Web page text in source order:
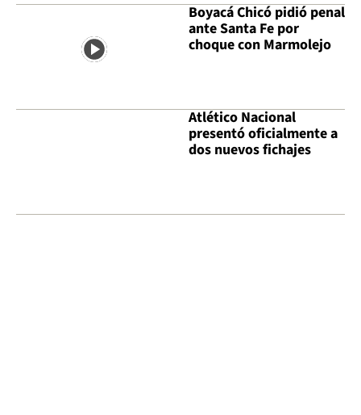
Boyacá Chicó pidió penal
ante Santa Fe por
choque con Marmolejo
Atlético Nacional
presentó oficialmente a
dos nuevos fichajes